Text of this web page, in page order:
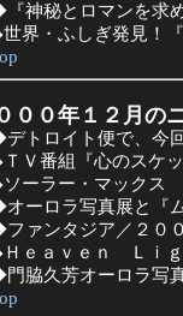
神秘とロマンを求
界・ふしぎ発見！
００年１２月の
トロイト便で、今
Ｖ番組『心のスケ
ーラー・マックス
ーロラ写真展と『
ァンタジア／２０
ｅａｖｅｎ Ｌｉ
脇久芳オーロラ写